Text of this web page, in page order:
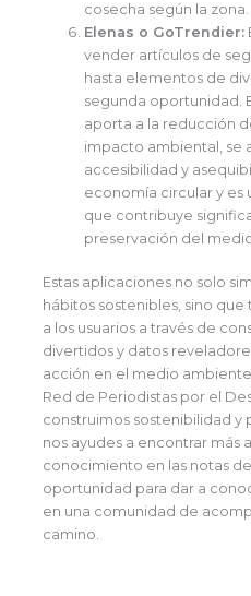
cosecha según la zona.
Elenas o GoTrendier:
vender artículos de
hasta elementos de
segunda oportunidad.
aporta a la reducción
impacto ambiental, se
accesibilidad y
economía circular y es
que contribuye
preservación del
Estas aplicaciones no solo
hábitos sostenibles, sino
a los usuarios a través de
divertidos y datos
acción en el medio
Red de Periodistas por el
construimos sostenibilidad y
nos ayudes a encontrar más
conocimiento en las notas
oportunidad para dar a
en una comunidad de
camino.